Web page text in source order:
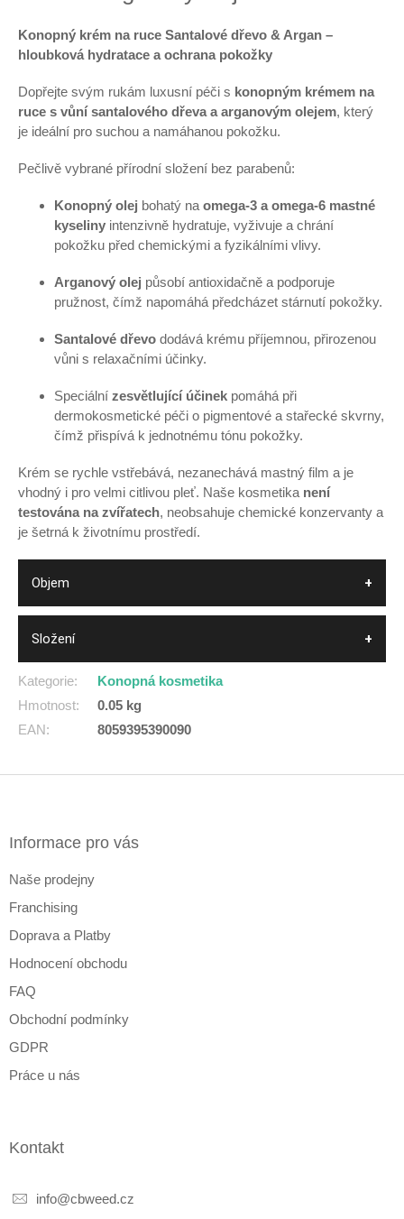
Konopný krém na ruce Santalové dřevo & Argan –
hloubková hydratace a ochrana pokožky
Dopřejte svým rukám luxusní péči s konopným krémem na
ruce s vůní santalového dřeva a arganovým olejem, který
je ideální pro suchou a namáhanou pokožku.
Pečlivě vybrané přírodní složení bez parabenů:
Konopný olej bohatý na omega-3 a omega-6 mastné
kyseliny intenzivně hydratuje, vyživuje a chrání
pokožku před chemickými a fyzikálními vlivy.
Arganový olej působí antioxidačně a podporuje
pružnost, čímž napomáhá předcházet stárnutí pokožky.
Santalové dřevo dodává krému příjemnou, přirozenou
vůni s relaxačními účinky.
Speciální zesvětlující účinek pomáhá při
dermokosmetické péči o pigmentové a stařecké skvrny,
čímž přispívá k jednotnému tónu pokožky.
Krém se rychle vstřebává, nezanechává mastný film a je
vhodný i pro velmi citlivou pleť. Naše kosmetika není
testována na zvířatech, neobsahuje chemické konzervanty a
je šetrná k životnímu prostředí.
Objem
Složení
Kategorie:
Konopná kosmetika
Hmotnost:
0.05 kg
EAN: 8059395390090
Informace pro vás
Naše prodejny
Franchising
Doprava a Platby
Hodnocení obchodu
FAQ
Obchodní podmínky
GDPR
Práce u nás
Kontakt
info@cbweed.cz